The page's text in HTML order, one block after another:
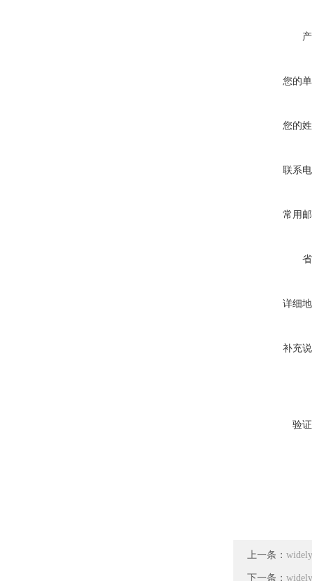
您的
您的
联系
常用
详细
补充
验
上一条：
下一条：